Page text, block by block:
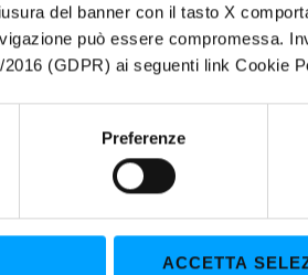
del banner con il tasto X
può essere compromessa.
(GDPR) ai seguenti link Cookie
Preferenze
ACCETTA